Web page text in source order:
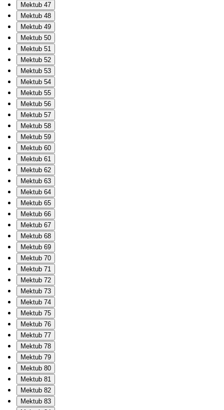
Mektub 47
Mektub 48
Mektub 49
Mektub 50
Mektub 51
Mektub 52
Mektub 53
Mektub 54
Mektub 55
Mektub 56
Mektub 57
Mektub 58
Mektub 59
Mektub 60
Mektub 61
Mektub 62
Mektub 63
Mektub 64
Mektub 65
Mektub 66
Mektub 67
Mektub 68
Mektub 69
Mektub 70
Mektub 71
Mektub 72
Mektub 73
Mektub 74
Mektub 75
Mektub 76
Mektub 77
Mektub 78
Mektub 79
Mektub 80
Mektub 81
Mektub 82
Mektub 83